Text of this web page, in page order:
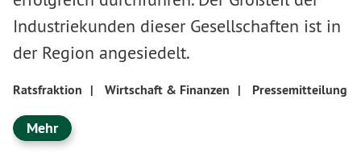
Industriekunden dieser Gesellschaften ist in
der Region angesiedelt.
Ratsfraktion | Wirtschaft & Finanzen | Pressemitteilung
Mehr